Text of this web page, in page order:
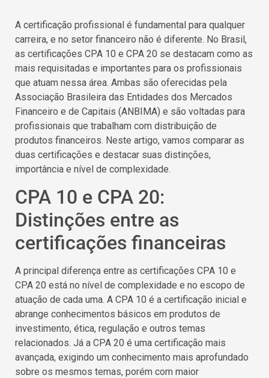
A certificação profissional é fundamental para qualquer
carreira, e no setor financeiro não é diferente. No Brasil,
as certificações CPA 10 e CPA 20 se destacam como as
mais requisitadas e importantes para os profissionais
que atuam nessa área. Ambas são oferecidas pela
Associação Brasileira das Entidades dos Mercados
Financeiro e de Capitais (ANBIMA) e são voltadas para
profissionais que trabalham com distribuição de
produtos financeiros. Neste artigo, vamos comparar as
duas certificações e destacar suas distinções,
importância e nível de complexidade.
CPA 10 e CPA 20:
Distinções entre as
certificações financeiras
A principal diferença entre as certificações CPA 10 e
CPA 20 está no nível de complexidade e no escopo de
atuação de cada uma. A CPA 10 é a certificação inicial e
abrange conhecimentos básicos em produtos de
investimento, ética, regulação e outros temas
relacionados. Já a CPA 20 é uma certificação mais
avançada, exigindo um conhecimento mais aprofundado
sobre os mesmos temas, porém com maior